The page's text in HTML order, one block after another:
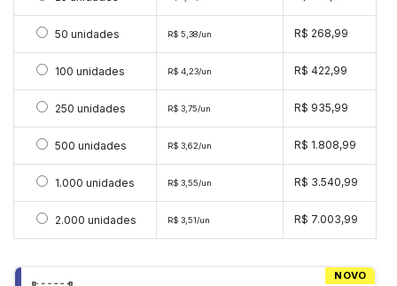
Selecionar 50 unidades
50 unidades R$ 5,38/un R$ 268,99
Selecionar 100 unidades
100 unidades R$ 4,23/un R$ 422,99
Selecionar 250 unidades
250 unidades R$ 3,75/un R$ 935,99
Selecionar 500 unidades
500 unidades R$ 3,62/un R$ 1.808,99
Selecionar 1000 unidades
1.000 unidades R$ 3,55/un R$ 3.540,99
Selecionar 2000 unidades
2.000 unidades R$ 3,51/un R$ 7.003,99
NOVO